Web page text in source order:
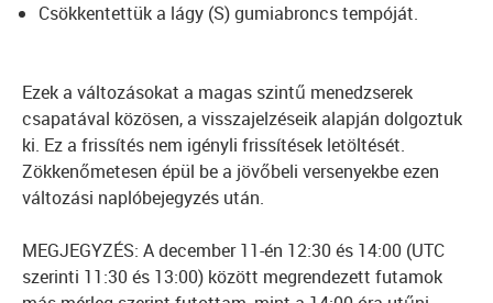
Csökkentettük a lágy (S) gumiabroncs tempóját.
Ezek a változásokat a magas szintű menedzserek
csapatával közösen, a visszajelzéseik alapján dolgoztuk
ki. Ez a frissítés nem igényli frissítések letöltését.
Zökkenőmetesen épül be a jövőbeli versenyekbe ezen
változási naplóbejegyzés után.
MEGJEGYZÉS: A december 11-én 12:30 és 14:00 (UTC
szerinti 11:30 és 13:00) között megrendezett futamok